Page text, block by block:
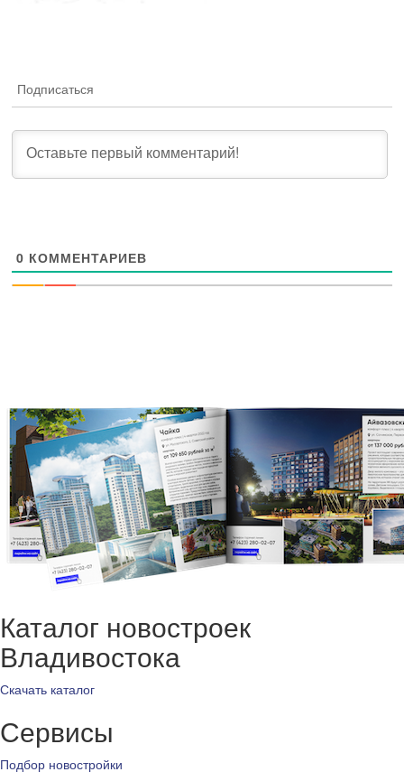
Подписаться
0 КОММЕНТАРИЕВ
Каталог новостроек
Владивостока
Скачать каталог
Сервисы
Подбор новостройки